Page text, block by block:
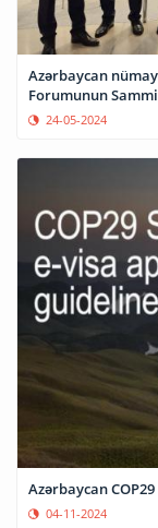
Azərbaycan
Forumunun
24-05-2024
Azərbaycan
04-11-2024